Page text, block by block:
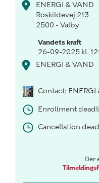
ENERGI & VAND
Roskildevej 213
2500 - Valby
Vandets kraft
26-09-2025 kl.
ENERGI & VAND
Contact: ENERGI
Enrollment
Cancellation
Der